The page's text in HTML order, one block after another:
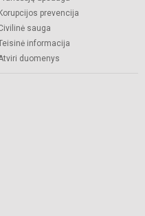
prevencija
sauga
informacija
duomenys